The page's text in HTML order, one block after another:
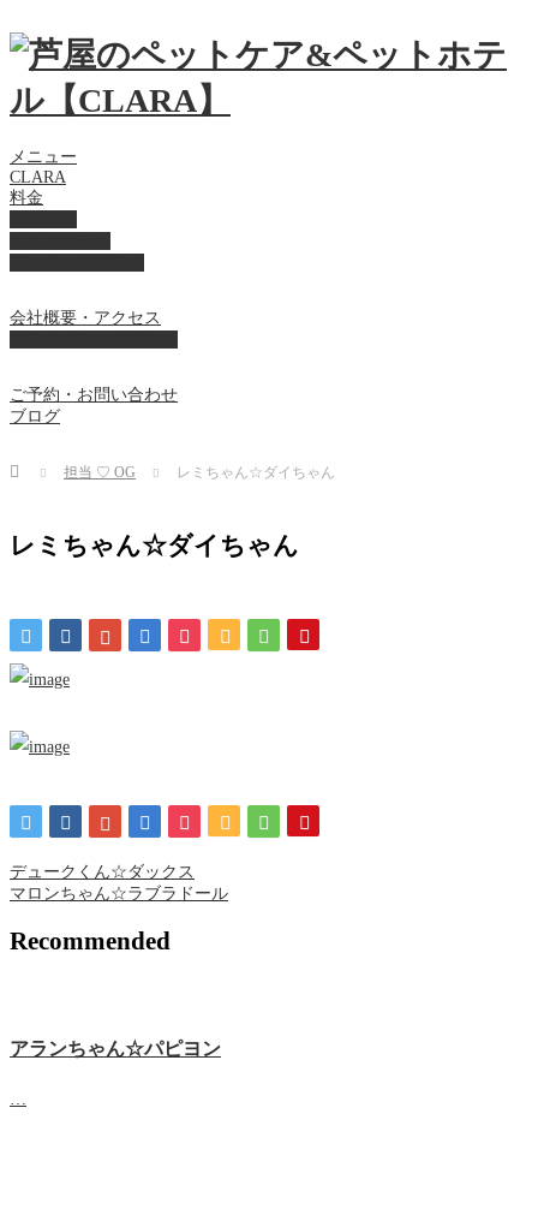
メニュー
CLARA
料金
会社概要・アクセス
ご予約・お問い合わせ
ブログ
Home 担当 ♡ OG レミちゃん☆ダイちゃん
レミちゃん☆ダイちゃん
デュークくん☆ダックス
マロンちゃん☆ラブラドール
Recommended
アランちゃん☆パピヨン